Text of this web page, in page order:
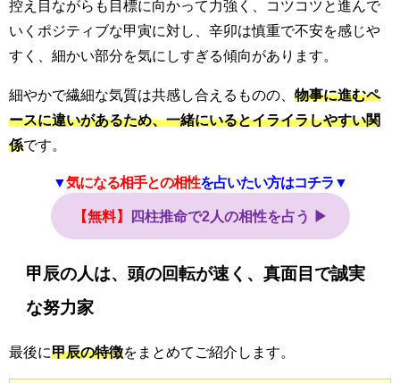
控え目ながらも目標に向かって力強く、コツコツと進んで
いくポジティブな甲寅に対し、辛卯は慎重で不安を感じや
すく、細かい部分を気にしすぎる傾向があります。
細やかで繊細な気質は共感し合えるものの、 物事に進むペ
ースに違いがあるため、一緒にいるとイライラしやすい関
係です。
▼気になる相手との相性を占いたい方はコチラ▼
【無料】 四柱推命で2人の相性を占う ▶
甲辰の人は、頭の回転が速く、真面目で誠実
な努力家
最後に甲辰の特徴をまとめてご紹介します。